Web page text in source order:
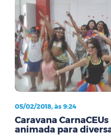
05/02/2018, às 9:24
Caravana
animada para